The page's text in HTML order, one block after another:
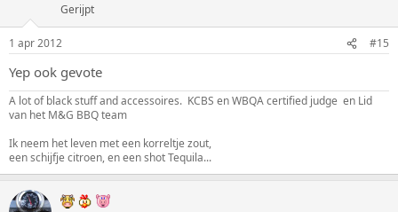
Gerijpt
1 apr 2012 #15
Yep ook gevote
A lot of black stuff and accessoires. KCBS en WBQA certified judge en Lid
van het M&G BBQ team
Ik neem het leven met een korreltje zout,
een schijfje citroen, en een shot Tequila...